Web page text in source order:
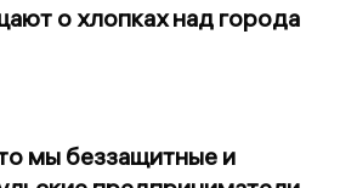
о хлопках над города
мы беззащитные и